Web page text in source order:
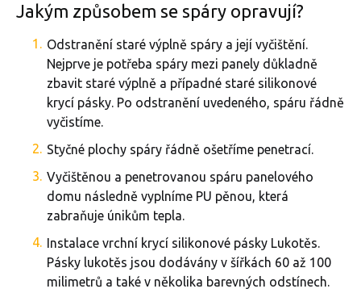
Jakým způsobem se spáry opravují?
Odstranění staré výplně spáry a její vyčištění.
Nejprve je potřeba spáry mezi panely důkladně
zbavit staré výplně a případné staré silikonové
krycí pásky. Po odstranění uvedeného, spáru řádně
vyčistíme.
Styčné plochy spáry řádně ošetříme penetrací.
Vyčištěnou a penetrovanou spáru panelového
domu následně vyplníme PU pěnou, která
zabraňuje únikům tepla.
Instalace vrchní krycí silikonové pásky Lukotěs.
Pásky lukotěs jsou dodávány v šířkách 60 až 100
milimetrů a také v několika barevných odstínech.